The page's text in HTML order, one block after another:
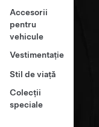
Accesorii
pentru
vehicule
Vestimentație
Stil de viață
Colecții
speciale